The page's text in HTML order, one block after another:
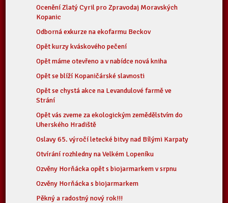
Ocenění Zlatý Cyril pro Zpravodaj Moravských
Kopanic
Odborná exkurze na ekofarmu Beckov
Opět kurzy kváskového pečení
Opět máme otevřeno a v nabídce nová kniha
Opět se blíží Kopaničárské slavnosti
Opět se chystá akce na Levandulové farmě ve
Strání
Opět vás zveme za ekologickým zemědělstvím do
Uherského Hradiště
Oslavy 65. výročí letecké bitvy nad Bílými Karpaty
Otvírání rozhledny na Velkém Lopeníku
Ozvěny Horňácka opět s biojarmarkem v srpnu
Ozvěny Horňácka s biojarmarkem
Pěkný a radostný nový rok!!!